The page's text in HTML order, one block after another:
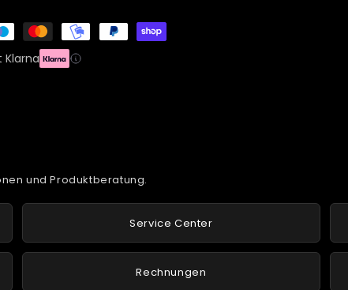
und Produktberatung.
Service Center
Rechnungen